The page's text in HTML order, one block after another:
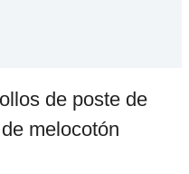
de poste de
melocotón